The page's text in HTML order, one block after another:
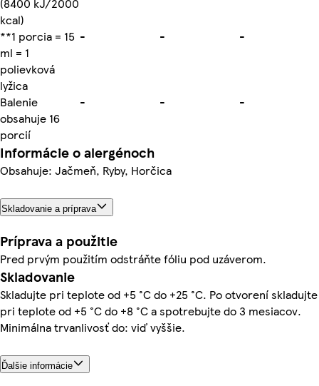
kcal)
**1 porcia = 15
ml = 1
polievková
lyžica
- - -
Balenie
obsahuje 16
porcií
- - -
Informácie o alergénoch
Obsahuje: Jačmeň, Ryby, Horčica
Skladovanie a príprava
Príprava a použitie
Pred prvým použitím odstráňte fóliu pod uzáverom.
Skladovanie
Skladujte pri teplote od +5 °C do +25 °C. Po otvorení skladujte
pri teplote od +5 °C do +8 °C a spotrebujte do 3 mesiacov.
Minimálna trvanlivosť do: viď vyššie.
Ďalšie informácie